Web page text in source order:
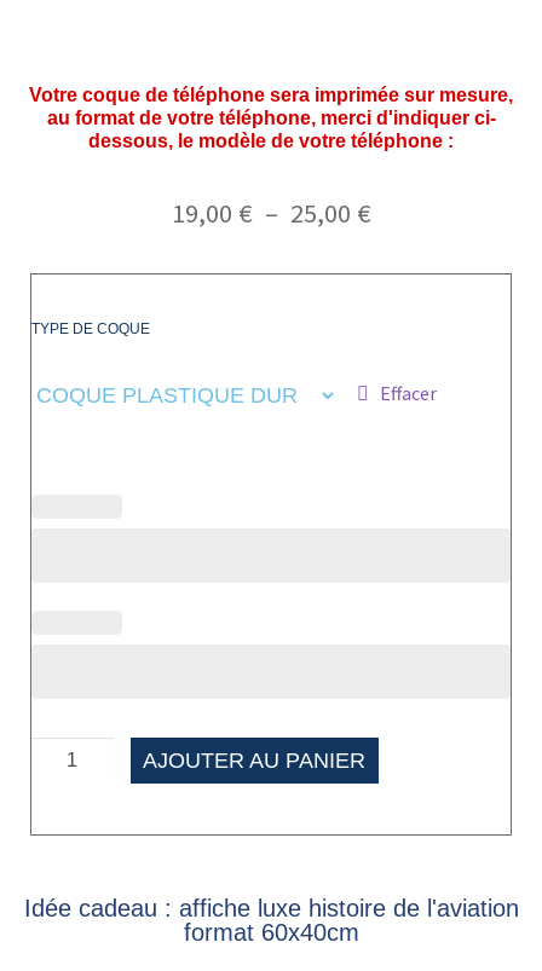
Votre coque de téléphone sera imprimée sur mesure,
au format de votre téléphone, merci d'indiquer ci-
dessous, le modèle de votre téléphone :
19,00 € – 25,00 €
TYPE DE COQUE
Effacer
AJOUTER AU PANIER
Idée cadeau : affiche luxe histoire de l'aviation
format 60x40cm